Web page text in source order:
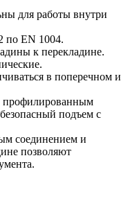
для работы внутри
по EN 1004.
к перекладине.
в поперечном и
профилированным
подъем с
соединением и
позволяют